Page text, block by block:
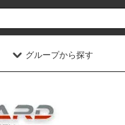
グループから探す